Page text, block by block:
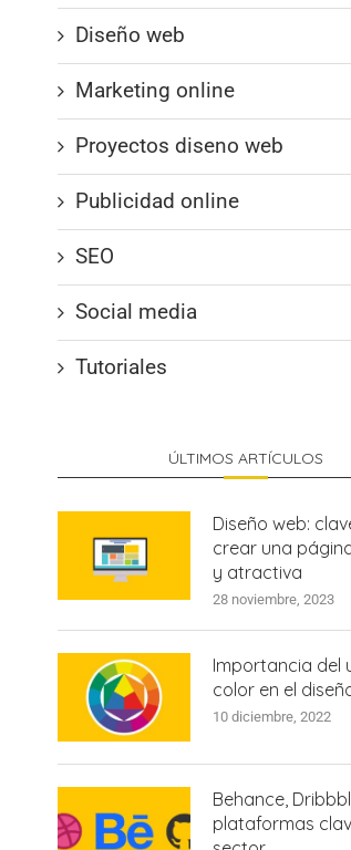
Diseño web
Marketing online
Proyectos diseno web
Publicidad online
SEO
Social media
Tutoriales
ÚLTIMOS ARTÍCULOS
Diseño web:
crear una
y atractiva
28 noviembre, 2023
Importancia del
color en el
10 diciembre, 2022
Behance,
plataformas